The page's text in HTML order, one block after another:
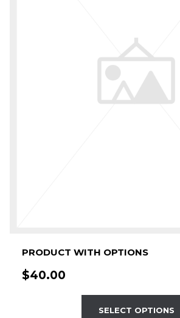
PRODUCT WITH OPTIONS
$40.00
SELECT OPTIONS